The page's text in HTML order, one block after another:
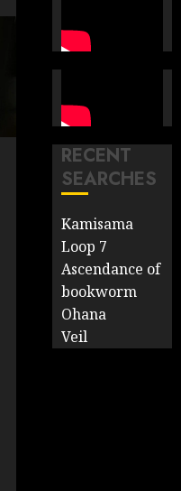
RECENT
SEARCHES
Kamisama
Loop 7
Ascendance of
bookworm
Ohana
Veil